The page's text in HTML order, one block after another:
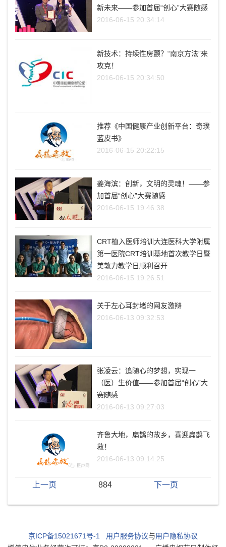
新未来——参加首届“创心”大赛随感
2016-06-15 20:34:14
新技术：持续性房颤？“南京方法”来
攻克！
2016-06-15 20:34:50
推荐《中国健康产业创新平台：奇璞
蓝皮书》
2016-06-15 20:22:15
姜海滨：创新，文明的灵魂！——参
加首届“创心”大赛随感
2016-06-15 19:46:38
CRT植入医师培训大连医科大学附属
第一医院CRT培训基地首次教学日暨
美敦力教学日顺利召开
2016-06-15 19:26:51
关于左心耳封堵的网友激辩
2016-06-13 09:32:53
张凌云：追随心的梦想，实现一
（医）生价值——参加首届“创心”大
赛随感
2016-06-13 09:27:03
齐鲁大地，扁鹊的故乡，喜迎扁鹊飞
救！
2016-06-13 09:14:25
上一页 884 下一页
京ICP备15021671号-1 用户服务协议与用户隐私协议